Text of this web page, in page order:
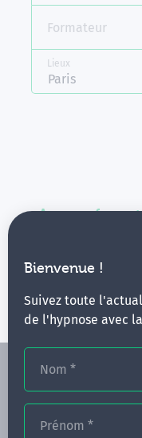
Bienvenue !
Suivez toute
de l'hypnose avec
Nom *
Prénom *
Formateur
Lieux
Paris
Aucune
Vous pouvez